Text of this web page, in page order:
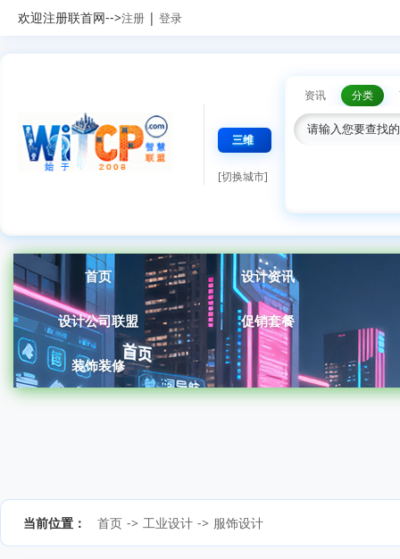
欢迎注册联首网-->注册 | 登录
三维
[切换城市]
资讯 分类
首页 设计资讯
设计公司联盟 促销套餐
装饰装修
当前位置： 首页 -> 工业设计 -> 服饰设计